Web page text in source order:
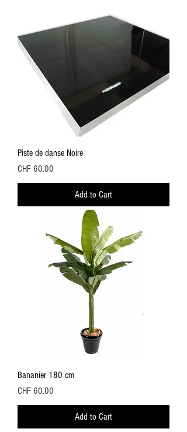
Piste de danse Noire
Price
CHF 60.00
Add to Cart
Bananier 180 cm
Price
CHF 60.00
Add to Cart